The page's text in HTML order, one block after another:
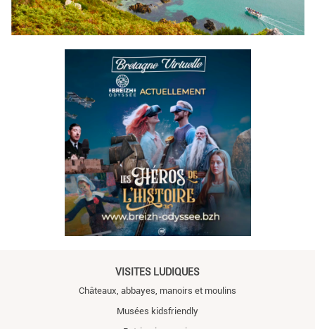
VISITES LUDIQUES
Châteaux, abbayes, manoirs et moulins
Musées kidsfriendly